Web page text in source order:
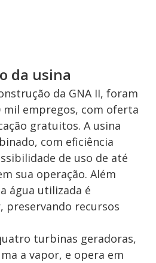
da usina
da GNA II, foram
mil empregos, com oferta
gratuitos. A usina
com eficiência
de uso de até
sua operação. Além
água utilizada é
preservando recursos
turbinas geradoras,
a vapor, e opera em